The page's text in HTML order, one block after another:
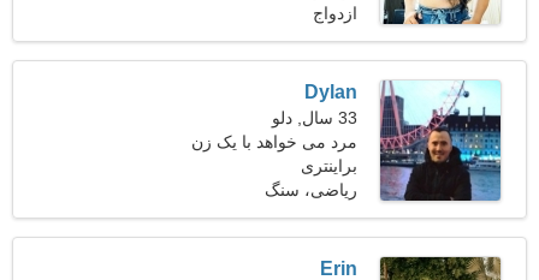
ازدواج
Dylan
33 سال, دلو
مرد می خواهد با یک زن
ملاقات کند
براینتری
ریاضی، سنگ
Erin